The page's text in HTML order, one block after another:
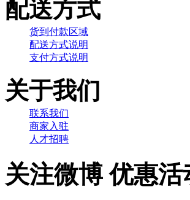
配送方式
货到付款区域
配送方式说明
支付方式说明
关于我们
联系我们
商家入驻
人才招聘
关注微博 优惠